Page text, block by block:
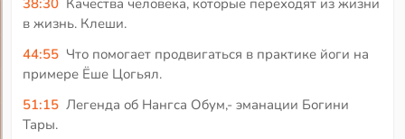
38:30 Качества человека, которые переходят из жизни
в жизнь. Клеши.
44:55 Что помогает продвигаться в практике йоги на
примере Ёше Цогьял.
51:15 Легенда об Нангса Обум,- эманации Богини
Тары.